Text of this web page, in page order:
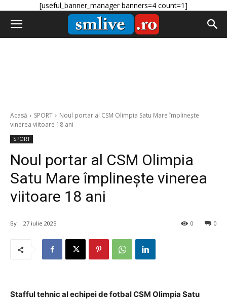
[useful_banner_manager banners=4 count=1]
Acasă SPORT
Noul portar al CSM Olimpia Satu Mare împlinește
vinerea viitoare 18 ani
SPORT
Noul portar al CSM Olimpia
Satu Mare împlinește vinerea
viitoare 18 ani
By 27 iulie 2025 0
0
Stafful tehnic al echipei de fotbal CSM Olimpia Satu